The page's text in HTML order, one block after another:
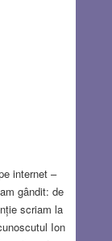
internet –
gândit: de
scriam la
Ion